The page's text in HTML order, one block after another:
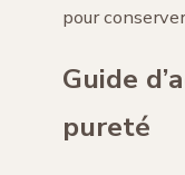
pour
Guide
pureté